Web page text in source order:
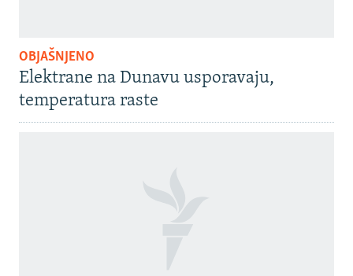
OBJAŠNJENO
Elektrane na Dunavu usporavaju,
temperatura raste